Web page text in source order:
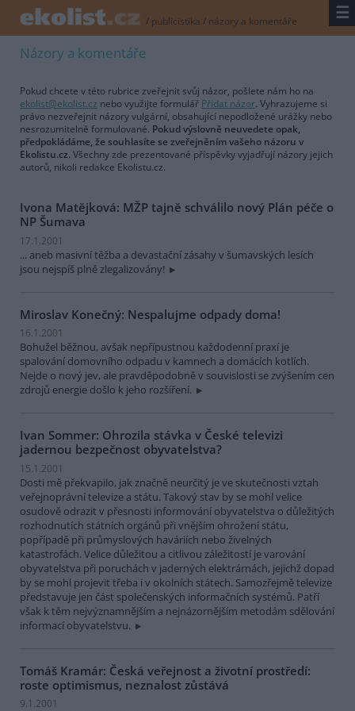
/ publicistika / názory a komentáře ☰
Názory a komentáře
Pokud chcete v této rubrice zveřejnit svůj názor, pošlete nám ho na
ekolist@ekolist.cz nebo využijte formulář Přidat názor. Vyhrazujeme si
právo nezveřejnit názory vulgární, obsahující nepodložené urážky nebo
nesrozumitelně formulované. Pokud výslovně neuvedete opak,
předpokládáme, že souhlasíte se zveřejněním vašeho názoru v
Ekolistu.cz. Všechny zde prezentované příspěvky vyjadřují názory jejich
autorů, nikoli redakce Ekolistu.cz.
Ivona Matějková: MŽP tajně schválilo nový Plán péče o
NP Šumava
17.1.2001
... aneb masivní těžba a devastační zásahy v šumavských lesích
jsou nejspíš plně zlegalizovány!
Miroslav Konečný: Nespalujme odpady doma!
16.1.2001
Bohužel běžnou, avšak nepřípustnou každodenní praxí je
spalování domovního odpadu v kamnech a domácích kotlích.
Nejde o nový jev, ale pravděpodobně v souvislosti se zvýšením cen
zdrojů energie došlo k jeho rozšíření.
Ivan Sommer: Ohrozila stávka v České televizi
jadernou bezpečnost obyvatelstva?
15.1.2001
Dosti mě překvapilo, jak značně neurčitý je ve skutečnosti vztah
veřejnoprávní televize a státu. Takový stav by se mohl velice
osudově odrazit v přesnosti informování obyvatelstva o důležitých
rozhodnutích státních orgánů při vnějším ohrožení státu,
popřípadě při průmyslových haváriích nebo živelných
katastrofách. Velice důležitou a citlivou záležitostí je varování
obyvatelstva při poruchách v jaderných elektrárnách, jejichž dopad
by se mohl projevit třeba i v okolních státech. Samozřejmě televize
představuje jen část společenských informačních systémů. Patří
však k těm nejvýznamnějším a nejnázornějším metodám sdělování
informací obyvatelstvu.
Tomáš Kramár: Česká veřejnost a životní prostředí:
roste optimismus, neznalost zůstává
9.1.2001